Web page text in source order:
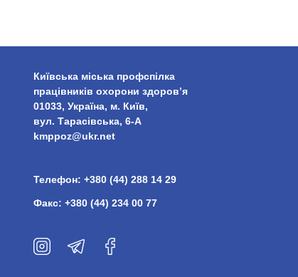
Київська міська профспілка
працівників охорони здоров’я
01033, Україна, м. Київ,
вул. Тарасівська, 6-А
kmppoz@ukr.net
Телефон: +380 (44) 288 14 29
Факс: +380 (44) 234 00 77